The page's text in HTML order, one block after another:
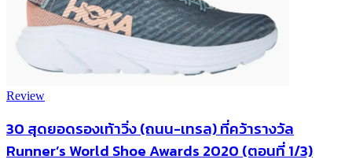
Review
30 สุดยอดรองเท้าวิ่ง (ถนน-เทรล) ที่คว้ารางวัล
Runner’s World Shoe Awards 2020 (ตอนที่ 1/3)